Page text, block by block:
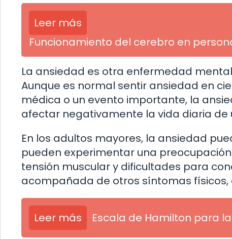
Leer más
Funcionamiento del cerebro en
La ansiedad es otra enfermedad
Aunque es normal sentir ansiedad en
médica o un evento importante, la
afectar negativamente la vida diaria de
En los adultos mayores, la ansiedad
pueden experimentar una
tensión muscular y dificultades para
acompañada de otros síntomas
Leer más Escala de Hamilton para